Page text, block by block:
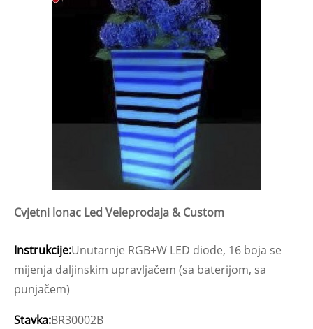
Cvjetni lonac Led Veleprodaja & Custom
Instrukcije:Unutarnje RGB+W LED diode, 16 boja se
mijenja daljinskim upravljačem (sa baterijom, sa
punjačem)
Stavka:BR30002B